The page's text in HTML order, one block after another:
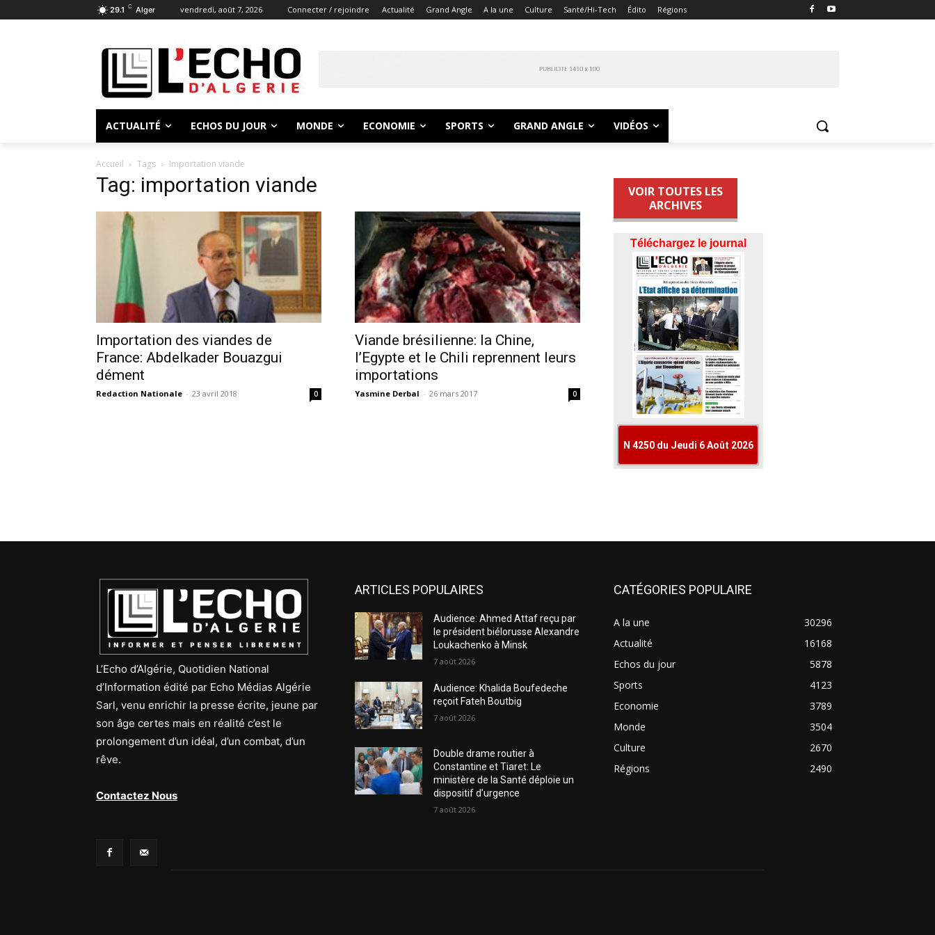
29.1 C Alger vendredi, août 7, 2026 Connecter / rejoindre Actualité Grand Angle A la une Culture Santé/Hi-Tech Édito Régions
ACTUALITÉ ECHOS DU JOUR MONDE ECONOMIE SPORTS GRAND ANGLE VIDÉOS
Accueil Tags Importation viande
Tag: importation viande
Importation des viandes de
France: Abdelkader Bouazgui
dément
Redaction Nationale - 23 avril 2018 0
Viande brésilienne: la Chine,
l’Egypte et le Chili reprennent leurs
importations
Yasmine Derbal - 26 mars 2017 0
VOIR TOUTES LES
ARCHIVES
L’Echo d’Algérie, Quotidien National
d’Information édité par Echo Médias Algérie
Sarl, venu enrichir la presse écrite, jeune par
son âge certes mais en réalité c’est le
prolongement d’un idéal, d’un combat, d’un
rêve.
Contactez Nous
ARTICLES POPULAIRES
Audience: Ahmed Attaf reçu par
le président biélorusse Alexandre
Loukachenko à Minsk
7 août 2026
Audience: Khalida Boufedeche
reçoit Fateh Boutbig
7 août 2026
Double drame routier à
Constantine et Tiaret: Le
ministère de la Santé déploie un
dispositif d’urgence
7 août 2026
CATÉGORIES POPULAIRE
A la une
30296
Actualité
16168
Echos du jour
5878
Sports
4123
Economie
3789
Monde
3504
Culture
2670
Régions
2490